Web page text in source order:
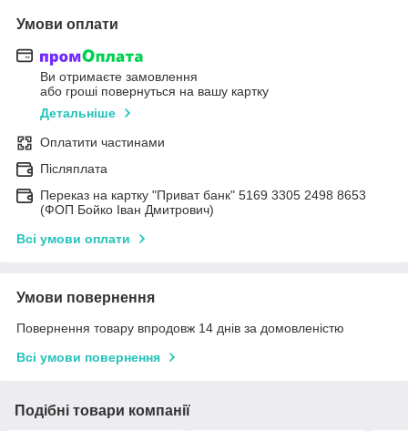
Умови оплати
Ви отримаєте замовлення
або гроші повернуться на вашу картку
Детальніше
Оплатити частинами
Післяплата
Переказ на картку "Приват банк" 5169 3305 2498 8653
(ФОП Бойко Іван Дмитрович)
Всі умови оплати
Умови повернення
Повернення товару впродовж 14 днів за домовленістю
Всі умови повернення
Подібні товари компанії